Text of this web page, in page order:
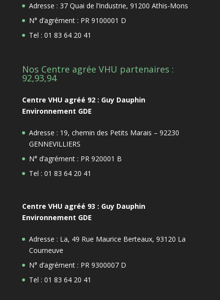
Adresse : 37 Quai de l’Industrie, 91200 Athis-Mons
N° d’agrément : PR 9100001 D
Tel : 01 83 64 20 41
Nos Centre agrée VHU partenaires :
92,93,94
Centre VHU agréé 92 : Guy Dauphin
Environnement GDE
Adresse : 19, chemin des Petits Marais – 92230
GENNEVILLIERS
N° d’agrément : PR 920001 B
Tel : 01 83 64 20 41
Centre VHU agréé 93 : Guy Dauphin
Environnement GDE
Adresse : La, 49 Rue Maurice Berteaux, 93120 La
Courneuve
N° d’agrément : PR 9300007 D
Tel : 01 83 64 20 41